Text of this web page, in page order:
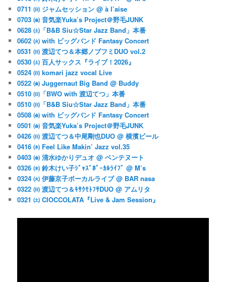
0711 ㈰ ジャムセッション @ à l’aise
0703 ㈮ 音気楽Yuka’s Project＠野毛JUNK
0628 ㈯「B&B Siu☆Star Jazz Band」本番
0602 ㈫ with ビッグバンド Fantasy Concert
0531 ㈰ 渡辺てつ＆本郷ノブフミDUO vol.2
0530 ㈯ 百人サックス『ライブ！2026』
0524 ㈰ komari jazz vocal Live
0522 ㈮ Juggernaut Big Band @ Buddy
0510 ㈰「BWO with 渡辺てつ」本番
0510 ㈰「B&B Siu☆Star Jazz Band」本番
0508 ㈮ with ビッグバンド Fantasy Concert
0501 ㈮ 音気楽Yuka’s Project＠野毛JUNK
0426 ㈰ 渡辺てつ＆中尾剛也DUO @ 横濱ビール
0416 ㈭ Feel Like Makin’ Jazz vol.35
0403 ㈮ 清水ゆかりデュオ @ ベンテヌート
0326 ㈭ 鈴木けい子ｼﾞｬｽﾞﾎﾞｰｶﾙﾗｲﾌﾞ @ M’s
0324 ㈫ 伊藤京子ボーカルライブ @ BAR nasa
0322 ㈰ 渡辺てつ＆ｷｻｸﾓﾄﾌｻDUO @ アムリタ
0321 ㈯ CIOCCOLATA『Live & Jam Session』